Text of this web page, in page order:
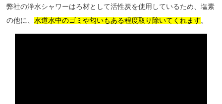
弊社の浄水シャワーはろ材として活性炭を使用しているため、塩素
の他に、水道水中のゴミや匂いもある程度取り除いてくれます。